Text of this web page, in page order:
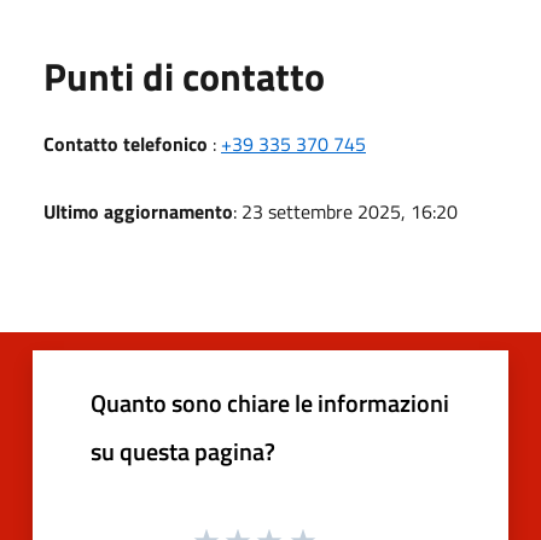
Punti di contatto
Contatto telefonico : +39 335 370 745
Ultimo aggiornamento: 23 settembre 2025, 16:20
Quanto sono chiare le informazioni
su questa pagina?